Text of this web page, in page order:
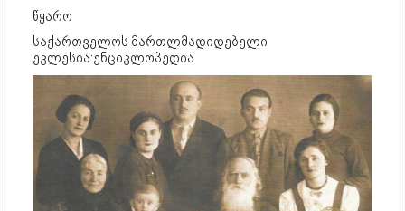
წყარო
საქართველოს მართლმადიდებელი
ეკლესია:ენციკლოპედია